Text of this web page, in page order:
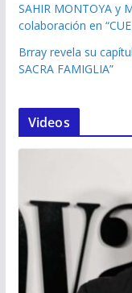
SAHIR MONTOYA y
colaboración en
Brray revela su
SACRA FAMIGLIA”
Videos